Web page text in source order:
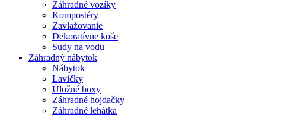
Záhradné vozíky
Kompostéry
Zavlažovanie
Dekoratívne koše
Sudy na vodu
Záhradný nábytok
Nábytok
Lavičky
Úložné boxy
Záhradné hojdačky
Záhradné lehátka